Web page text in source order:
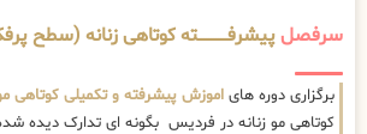
سرفصلپیشرفــــــــــــته کوتاهی زنانه (سطح
برگزاری دوره های اموزش پیشرفته و تکمیلی کوتاهی
کوتاهی مو زنانه در فردیس بگونه ای تدارک دیده